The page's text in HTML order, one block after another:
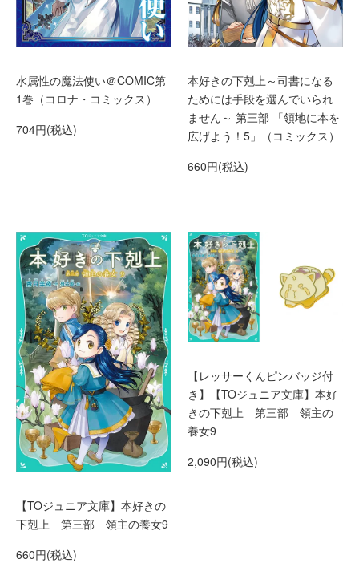
水属性の魔法使い＠COMIC第
1巻（コロナ・コミックス）
704円(税込)
本好きの下剋上～司書になる
ためには手段を選んでいられ
ません～ 第三部 「領地に本を
広げよう！5」（コミックス）
660円(税込)
【TOジュニア文庫】本好きの
下剋上 第三部 領主の養女9
660円(税込)
【レッサーくんピンバッジ付
き】【TOジュニア文庫】本好
きの下剋上 第三部 領主の
養女9
2,090円(税込)